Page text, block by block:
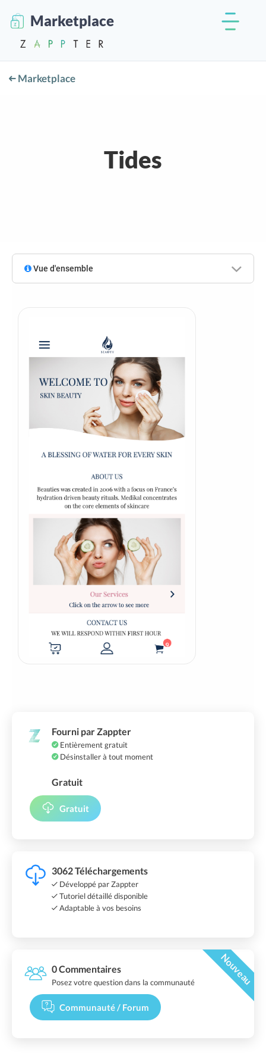
Marketplace
Marketplace
Tides
Vue d'ensemble
Fourni par Zappter
Entièrement gratuit
Désinstaller à tout moment
Gratuit
Gratuit
3062 Téléchargements
Développé par Zappter
Tutoriel détaillé disponible
Adaptable à vos besoins
0 Commentaires Nouveau
Posez votre question dans la communauté
Communauté / Forum